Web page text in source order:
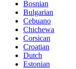
Bosnian
Bulgarian
Cebuano
Chichewa
Corsican
Croatian
Dutch
Estonian